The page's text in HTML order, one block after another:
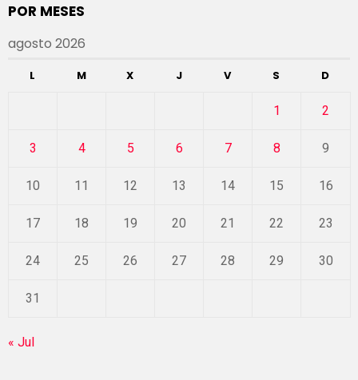
POR MESES
agosto 2026
L M X J V S D
1 2
3 4 5 6 7 8 9
10 11 12 13 14 15 16
17 18 19 20 21 22 23
24 25 26 27 28 29 30
31
« Jul